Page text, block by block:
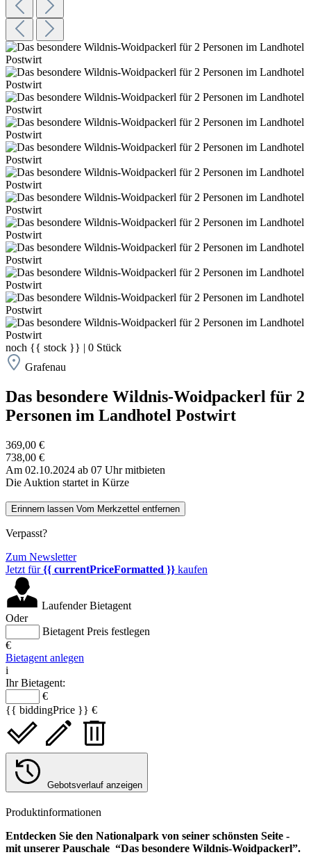
noch {{ stock }} | 0 Stück
Grafenau
Das besondere Wildnis-Woidpackerl für 2
Personen im Landhotel Postwirt
369,00 €
738,00 €
Am 02.10.2024 ab 07 Uhr mitbieten
Die Auktion startet in Kürze
Erinnern lassen Vom Merkzettel entfernen
Verpasst?
Zum Newsletter
Jetzt für{{ currentPriceFormatted }} kaufen
Laufender Bietagent
Oder
Bietagent Preis festlegen
€
Bietagent anlegen
i
Ihr Bietagent:
€
{{ biddingPrice }} €
Gebotsverlauf anzeigen
Produktinformationen
Entdecken Sie den Nationalpark von seiner schönsten Seite -
mit unserer Pauschale “Das besondere Wildnis-Woidpackerl”.